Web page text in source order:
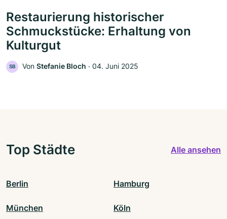
Restaurierung historischer
Schmuckstücke: Erhaltung von
Kulturgut
SB Von Stefanie Bloch ‧ 04. Juni 2025
Top Städte Alle ansehen
Berlin Hamburg
München Köln